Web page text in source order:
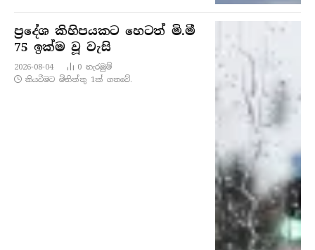
ප්‍රදේශ කිහිපයකට හෙටත් මි.මී
75 ඉක්ම වූ වැසි
2026-08-04 0 නැරඹු​ම්
කියවීමට මිනිත්තු 1ක් ගතවේ.